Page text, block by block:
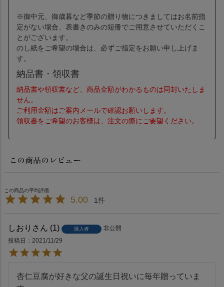
※御中元、御歳暮など季節の贈り物につきましてはお名前指
定がない場合、表書きのみの短冊でご用意させていただくこ
とがございます。
のし紙をご希望の場合は、必ずご指定をお願い申し上げま
す。
納品書・領収書
納品書や領収書など、商品金額がわかるものは同封いたしま
せん。
ご利用金額はご案内メールで確認お願いします。
領収書をご希望のお客様は、注文の際にご要望ください。
この商品のレビュー
5.00 1
しおり 1 購入者
非公開
投稿日
2021/11/29
杏仁豆腐が好きな父の誕生日祝いに毎年贈っていま